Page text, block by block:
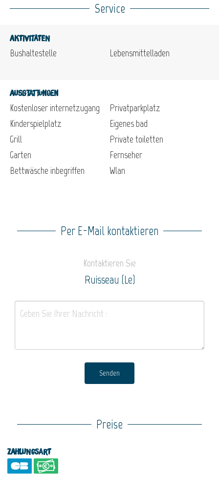
Service
Aktivitäten
Bushaltestelle Lebensmittelladen
Ausstattungen
Kostenloser internetzugang
Kinderspielplatz
Grill
Garten
Bettwäsche inbegriffen
Privatparkplatz
Eigenes bad
Private toiletten
Fernseher
Wlan
Per E-Mail kontaktieren
Kontaktieren Sie
Ruisseau (Le)
Senden
Preise
Zahlungsart